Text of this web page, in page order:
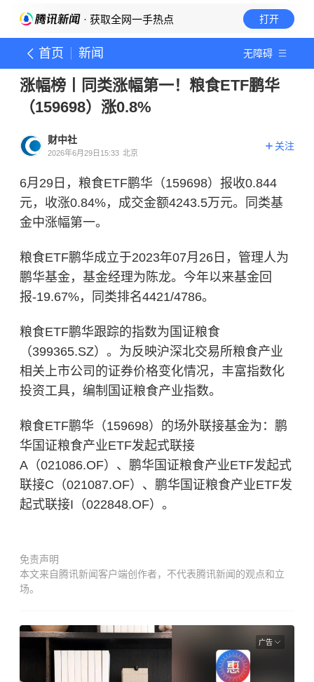
· 获取全网一手热点 打开
首页 新闻 无障碍
涨幅榜丨同类涨幅第一！粮食ETF鹏华
（159698）涨0.8%
财中社
2026年6月29日15:33 北京
关注
6月29日，粮食ETF鹏华（159698）报收0.844
元，收涨0.84%，成交金额4243.5万元。同类基
金中涨幅第一。
粮食ETF鹏华成立于2023年07月26日，管理人为
鹏华基金，基金经理为陈龙。今年以来基金回
报-19.67%，同类排名4421/4786。
粮食ETF鹏华跟踪的指数为国证粮食
（399365.SZ）。为反映沪深北交易所粮食产业
相关上市公司的证券价格变化情况，丰富指数化
投资工具，编制国证粮食产业指数。
粮食ETF鹏华（159698）的场外联接基金为：鹏
华国证粮食产业ETF发起式联接
A（021086.OF）、鹏华国证粮食产业ETF发起式
联接C（021087.OF）、鹏华国证粮食产业ETF发
起式联接I（022848.OF）。
免责声明
本文来自腾讯新闻客户端创作者，不代表腾讯新闻的观点和立
场。
广告